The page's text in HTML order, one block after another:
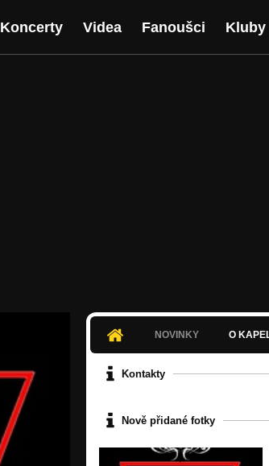
Koncerty Videa Fanoušci Kluby
NOVINKY O
Kontakty
Nově přidané fotky